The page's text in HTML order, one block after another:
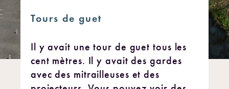
Tours de guet
Il y avait une tour de guet tous les
cent mètres. Il y avait des gardes
avec des mitrailleuses et des